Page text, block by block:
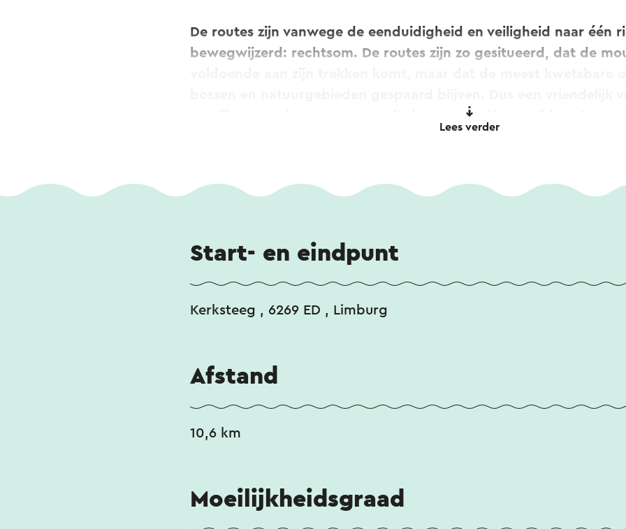
De routes zijn vanwege de eenduidigheid en veiligheid naar één
bewegwijzerd: rechtsom. De routes zijn zo gesitueerd, dat de
te wijken van de routes en nooit door vegetaties te rijden. Op
Lees verder
Start- en eindpunt
Kerksteeg , 6269 ED , Limburg
Afstand
10,6 km
Moeilijkheidsgraad